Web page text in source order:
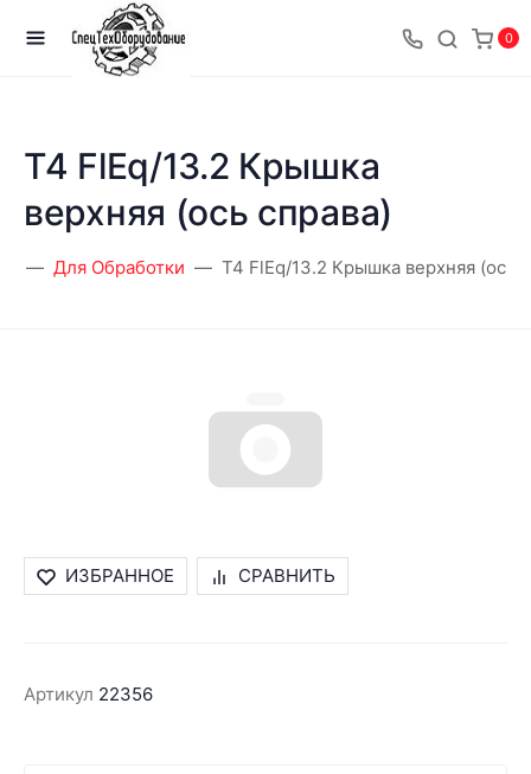
0
T4 FlEq/13.2 Крышка
верхняя (ось справа)
Для Обработки T4 FlEq/13.2 Крышка верхняя (ось
ИЗБРАННОЕ СРАВНИТЬ
Артикул 22356